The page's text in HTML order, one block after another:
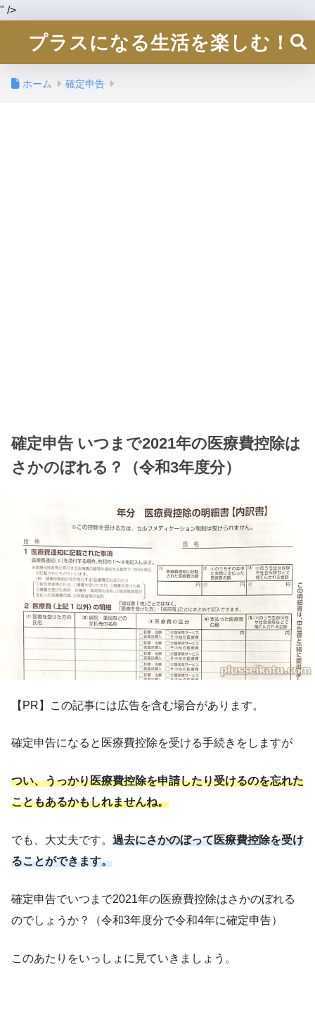
" />
プラスになる生活を楽しむ！
ホーム 確定申告
確定申告 いつまで2021年の医療費控除は
さかのぼれる？（令和3年度分）
【PR】この記事には広告を含む場合があります。
確定申告になると医療費控除を受ける手続きをしますが
つい、うっかり医療費控除を申請したり受けるのを忘れた
こともあるかもしれませんね。
でも、大丈夫です。 過去にさかのぼって医療費控除を受け
ることができます。
確定申告でいつまで2021年の医療費控除はさかのぼれる
のでしょうか？（令和3年度分で令和4年に確定申告）
このあたりをいっしょに見ていきましょう。